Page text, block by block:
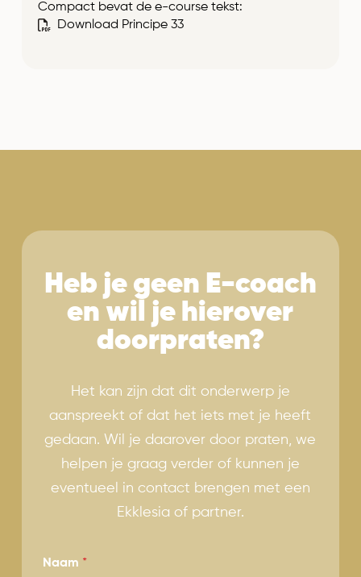
Compact bevat de e-course tekst:
Download Principe 33
Heb je geen E-coach
en wil je hierover
doorpraten?
Het kan zijn dat dit onderwerp je
aanspreekt of dat het iets met je heeft
gedaan. Wil je daarover door praten, we
helpen je graag verder of kunnen je
eventueel in contact brengen met een
Ekklesia of partner.
e
Naam *